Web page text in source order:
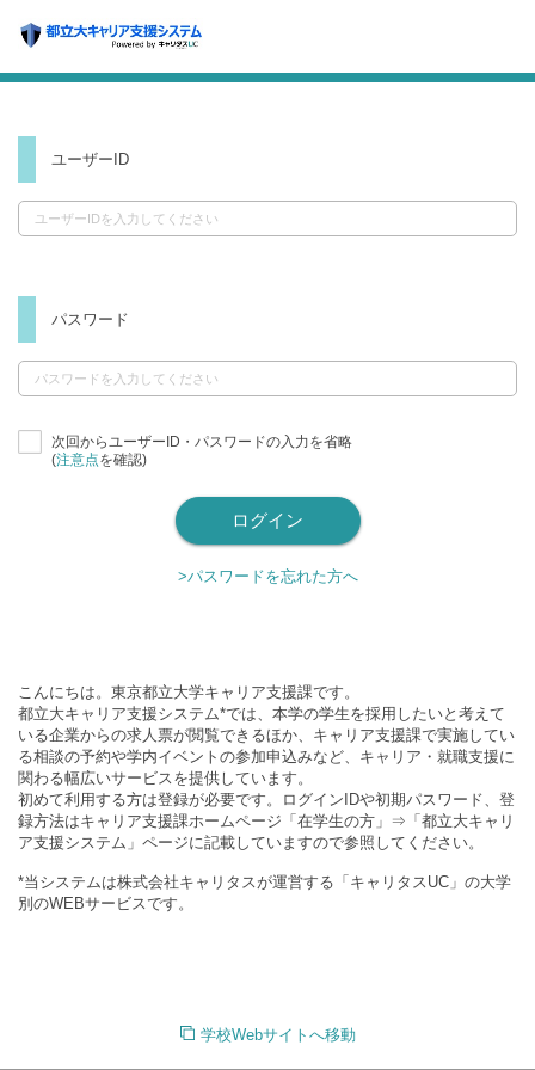
ユーザーID
パスワード
次回からユーザーID・パスワードの入力を省略
(注意点を確認)
>パスワードを忘れた方へ
こんにちは。東京都立大学キャリア支援課です。
都立大キャリア支援システム*では、本学の学生を採用したいと考えて
いる企業からの求人票が閲覧できるほか、キャリア支援課で実施してい
る相談の予約や学内イベントの参加申込みなど、キャリア・就職支援に
関わる幅広いサービスを提供しています。
初めて利用する方は登録が必要です。ログインIDや初期パスワード、登
録方法はキャリア支援課ホームページ「在学生の方」⇒「都立大キャリ
ア支援システム」ページに記載していますので参照してください。
*当システムは株式会社キャリタスが運営する「キャリタスUC」の大学
別のWEBサービスです。
学校Webサイトへ移動